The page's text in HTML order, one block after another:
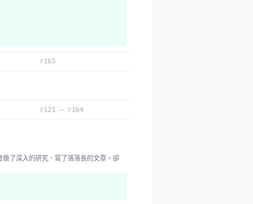
r165
r121 – r164